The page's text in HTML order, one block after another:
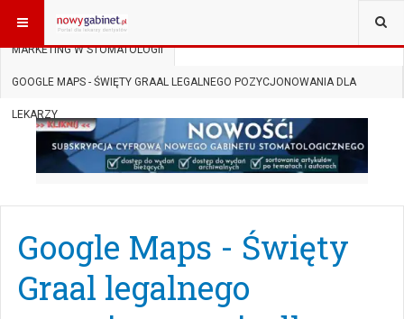
JESTEŚ TUTAJ: START
MARKETING W STOMATOLOGII
GOOGLE MAPS - ŚWIĘTY GRAAL LEGALNEGO POZYCJONOWANIA DLA
LEKARZY
Google Maps - Święty
Graal legalnego